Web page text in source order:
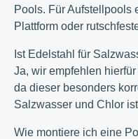
Pools. Für Aufstellpools
Plattform oder
Ist Edelstahl für
Ja, wir empfehlen
da dieser besonders
Salzwasser und Chlor
Wie montiere ich eine